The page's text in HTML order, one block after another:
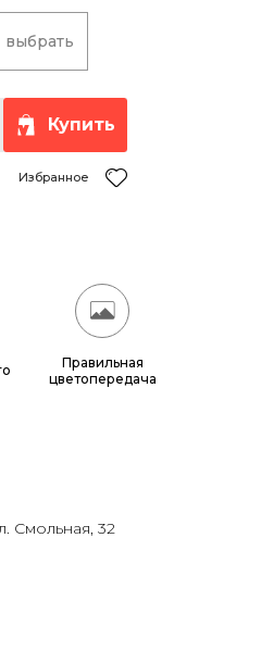
выбрать
55 грн.
110 грн.
215 грн.
285 грн.
630 грн.
Купить
Избранное
Правильная
цветопередача
Смольная, 32